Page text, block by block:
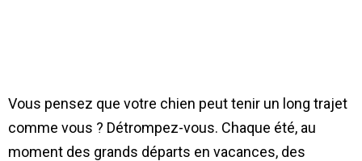
Vous pensez que votre chien peut tenir un long trajet
comme vous ? Détrompez-vous. Chaque été, au
moment des grands départs en vacances, des